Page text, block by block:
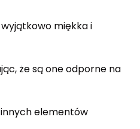
miękka i
że są one odporne na
elementów